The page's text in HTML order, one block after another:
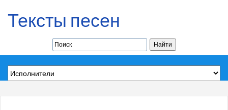
Тексты песен